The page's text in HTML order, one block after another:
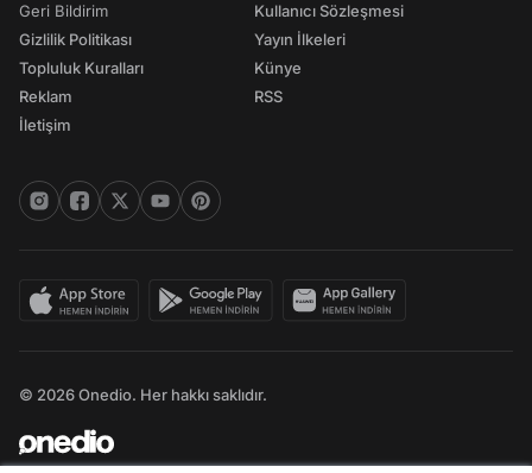
Geri Bildirim
Gizlilik Politikası
Topluluk Kuralları
Reklam
İletişim
Kullanıcı Sözleşmesi
Yayın İlkeleri
Künye
RSS
© 2026 Onedio. Her hakkı saklıdır.